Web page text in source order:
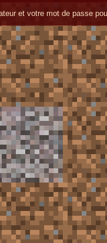
et votre mot de passe